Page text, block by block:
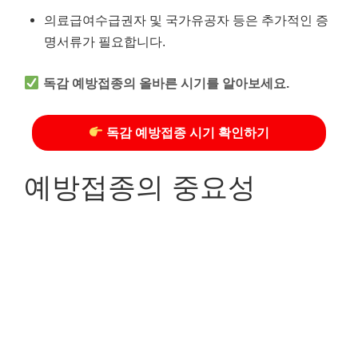
의료급여수급권자 및 국가유공자 등은 추가적인 증
명서류가 필요합니다.
독감 예방접종의 올바른 시기를 알아보세요.
독감 예방접종 시기 확인하기
예방접종의 중요성